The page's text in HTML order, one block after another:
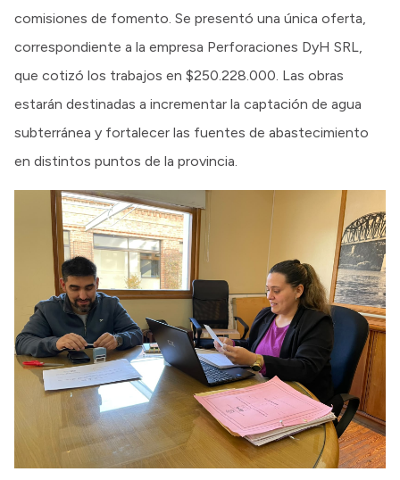
comisiones de fomento. Se presentó una única oferta,
correspondiente a la empresa Perforaciones DyH SRL,
que cotizó los trabajos en $250.228.000. Las obras
estarán destinadas a incrementar la captación de agua
subterránea y fortalecer las fuentes de abastecimiento
en distintos puntos de la provincia.